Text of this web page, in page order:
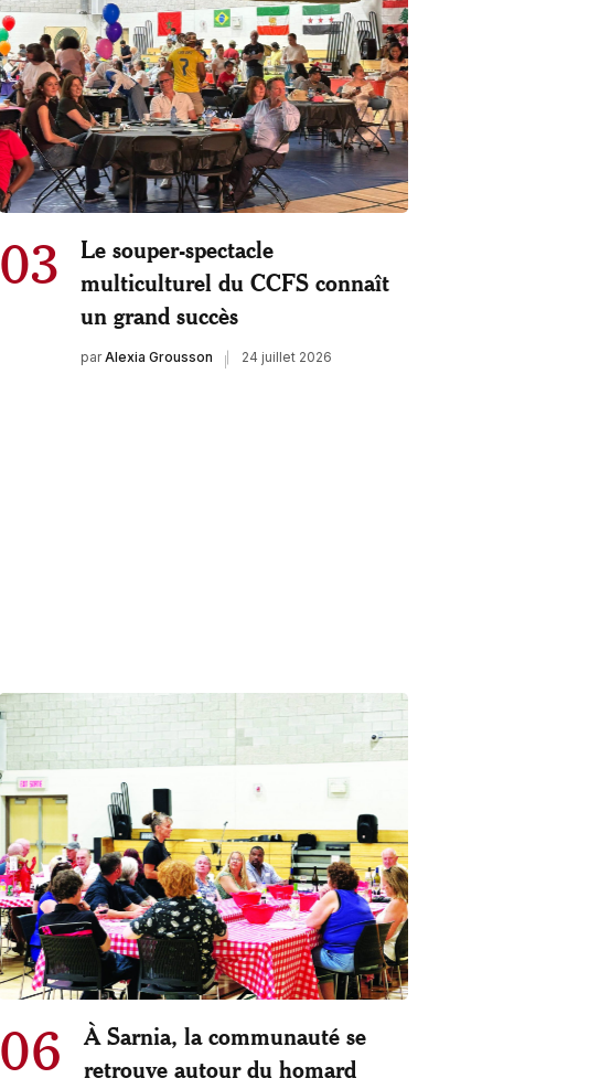
03
Le souper-spectacle
multiculturel du CCFS connaît
un grand succès
par Alexia Grousson 24 juillet 2026
06
À Sarnia, la communauté se
retrouve autour du homard